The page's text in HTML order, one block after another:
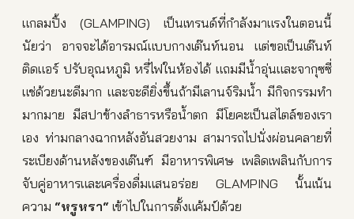
แกลมปิ้ง (GLAMPING) เป็นเทรนด์ที่กำลังมาแรงในตอนนี้
นัยว่า อาจจะได้อารมณ์แบบกางเต๊นท์นอน แต่ขอเป็นเต๊นท์
ติดแอร์ ปรับอุณหภูมิ หรี่ไฟในห้องได้ แถมมีน้ำอุ่นและจากุซซี่
แช่ด้วยนะดีมาก และจะดียิ่งขึ้นถ้ามีเลานจ์ริมน้ำ มีกิจกรรมทำ
มากมาย มีสปาข้างลำธารหรือน้ำตก มีโยคะเป็นสไตล์ของเรา
เอง ท่ามกลางฉากหลังอันสวยงาม สามารถไปนั่งผ่อนคลายที่
ระเบียงด้านหลังของเต๊นฑ์ มีอาหารพิเศษ เพลิดเพลินกับการ
จับคู่อาหารและเครื่องดื่มแสนอร่อย GLAMPING นั้นเน้น
ความ “หรูหรา“ เข้าไปในการตั้งแค้มป์ด้วย